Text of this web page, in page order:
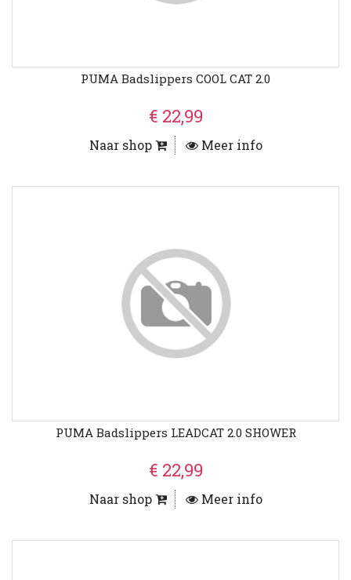
PUMA Badslippers COOL CAT 2.0
€ 22,99
Naar shop Meer info
PUMA Badslippers LEADCAT 2.0 SHOWER
€ 22,99
Naar shop Meer info